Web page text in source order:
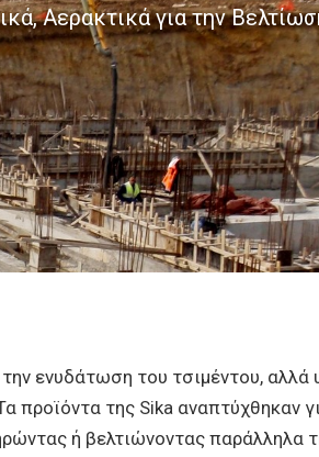
Αερακτικά για την
ενυδάτωση του τσιμέντου,
της Sika αναπτύχθηκαν
ή βελτιώνοντας παράλληλα